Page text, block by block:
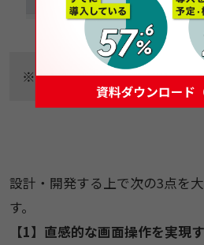
※画面は開発中のものです
設計・開発する上で次の3点を
す。
【1】直感的な画面操作を実現